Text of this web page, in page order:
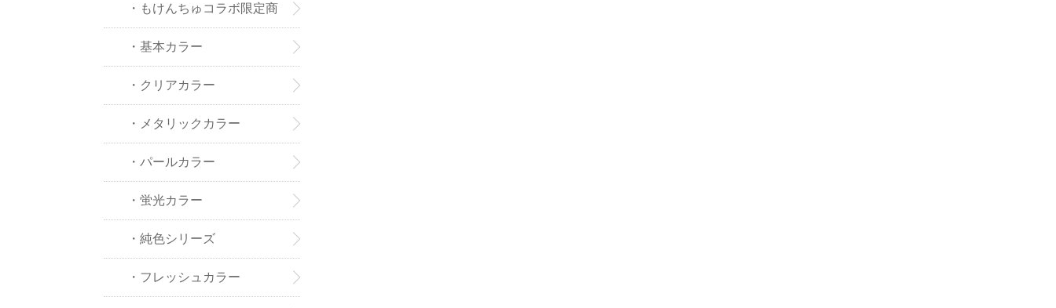
・もけんちゅコラボ限定商
・基本カラー
・クリアカラー
・メタリックカラー
・パールカラー
・蛍光カラー
・純色シリーズ
・フレッシュカラー